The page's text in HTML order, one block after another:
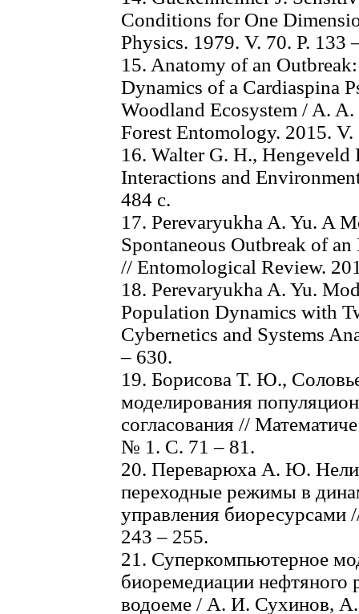
Conditions for One
Physics. 1979. V. 70. P. 133
15. Anatomy of an
Dynamics of a Cardiaspina
Woodland Ecosystem / A.
Forest Entomology. 2015.
16. Walter G. H.,
Interactions and
484 c.
17. Perevaryukha A. Yu. A
Spontaneous Outbreak of
// Entomological Review.
18. Perevaryukha A. Yu.
Population Dynamics with
Cybernetics and Systems
– 630.
19. Борисова Т. Ю.,
моделирования
согласования //
№ 1. С. 71 – 81.
20. Переварюха А. Ю.
переходные режимы в
управления
243 – 255.
21. Суперкомпьютерное
биоремедиации нефтяного
водоеме / А. И. Сухинов,